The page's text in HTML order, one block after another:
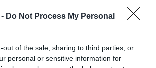
- Do Not Process My Personal
out of the sale, sharing to third parties, or
personal or sensitive information for